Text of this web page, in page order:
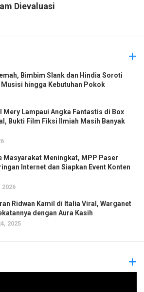
Dievaluasi
Bimbim Slank dan Hindia Soroti
Musisi hingga Kebutuhan Pokok
Mery Lampaui Angka Fantastis di Box
Bukti Film Fiksi Ilmiah Masih Banyak
Masyarakat Meningkat, MPP Paser
Internet dan Siapkan Event Konten
Ridwan Kamil di Italia Viral, Warganet
dengan Aura Kasih
2025